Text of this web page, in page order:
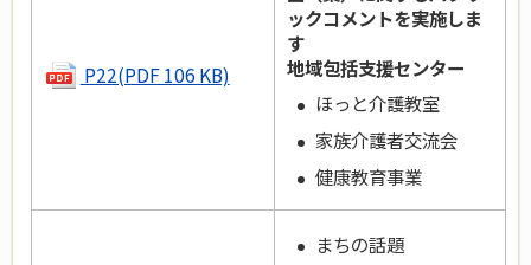
P22(PDF 106 KB)
ックコメントを実施しま
す
地域包括支援センター
ほっと介護教室
家族介護者交流会
健康教育事業
まちの話題